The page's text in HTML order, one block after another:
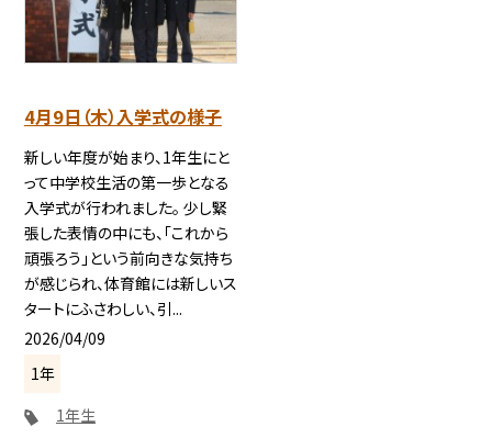
4月9日（木）入学式の様子
新しい年度が始まり、1年生にと
って中学校生活の第一歩となる
入学式が行われました。 少し緊
張した表情の中にも、「これから
頑張ろう」という前向きな気持ち
が感じられ、体育館には新しいス
タートにふさわしい、引...
2026/04/09
1年
1年生